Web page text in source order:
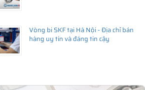
Vòng bi SKF tại Hà Nội - Địa chỉ bán
hàng uy tín và đáng tin cậy